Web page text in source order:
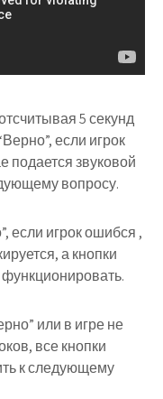
5 секунд
если игрок
подается звуковой
вопросу.
если игрок ошибся ,
а кнопки
или в игре не
все кнопки
к следующему